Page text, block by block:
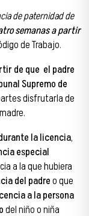
de paternidad de
semanas a partir
de Trabajo.
de que el padre
Supremo de
disfrutarla de
la licencia,
especial
a la que hubiera
del padreo que
a la persona
del niño o niña